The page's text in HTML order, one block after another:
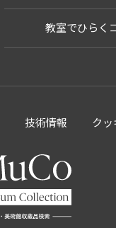
教室でひらく
技術情報 ク